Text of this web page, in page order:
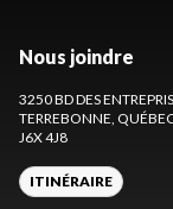
Nous joindre
3250 BD DES
TERREBONNE ,
J6X 4J8
ITINÉRAIRE